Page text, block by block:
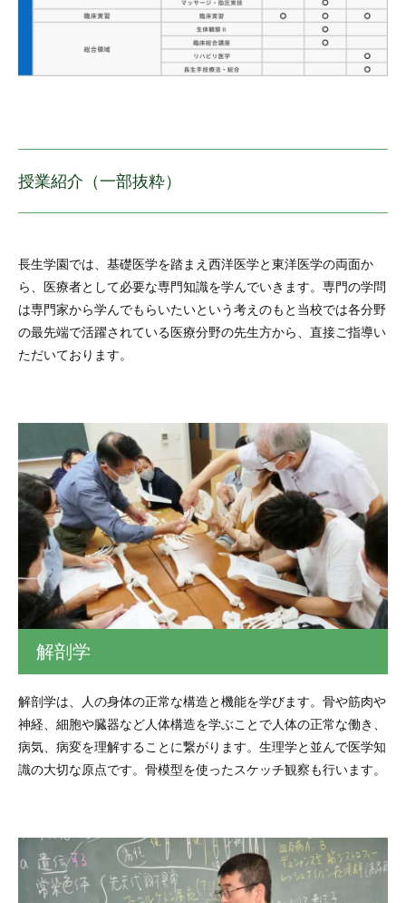
授業紹介（一部抜粋）
長生学園では、基礎医学を踏まえ西洋医学と東洋医学の両面か
ら、医療者として必要な専門知識を学んでいきます。専門の学問
は専門家から学んでもらいたいという考えのもと当校では各分野
の最先端で活躍されている医療分野の先生方から、直接ご指導い
ただいております。
解剖学
解剖学は、人の身体の正常な構造と機能を学びます。骨や筋肉や
神経、細胞や臓器など人体構造を学ぶことで人体の正常な働き、
病気、病変を理解することに繋がります。生理学と並んで医学知
識の大切な原点です。骨模型を使ったスケッチ観察も行います。